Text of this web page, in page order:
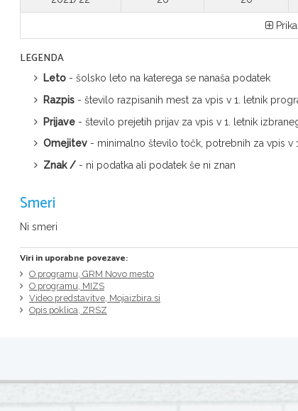
LEGENDA
Leto - šolsko leto na katerega se nanaša podatek
Razpis - število razpisanih mest za vpis v 1. letnik
Prijave - število prejetih prijav za vpis v 1. letnik
Omejitev - minimalno število točk, potrebnih za vpis
Znak / - ni podatka ali podatek še ni znan
Smeri
Ni smeri
Viri in uporabne povezave:
O programu, GRM Novo mesto
O programu, MIZS
Video predstavitve, Mojaizbira.si
Opis poklica, ZRSZ